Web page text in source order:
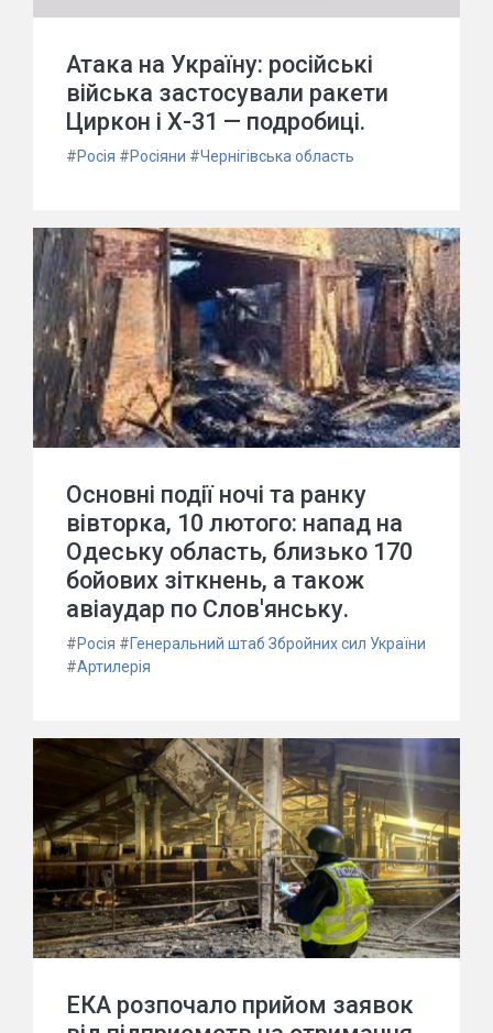
Атака на Україну: російські
війська застосували ракети
Циркон і Х-31 — подробиці.
#Росія #Росіяни #Чернігівська область
Основні події ночі та ранку
вівторка, 10 лютого: напад на
Одеську область, близько 170
бойових зіткнень, а також
авіаудар по Слов'янську.
#Росія #Генеральний штаб Збройних сил України
#Артилерія
ЕКА розпочало прийом заявок